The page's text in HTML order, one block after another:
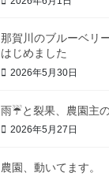
那賀川のブルーベリ
はじめました
2026年5月30日
雨☔と裂果、農園主
2026年5月27日
農園、動いてます。